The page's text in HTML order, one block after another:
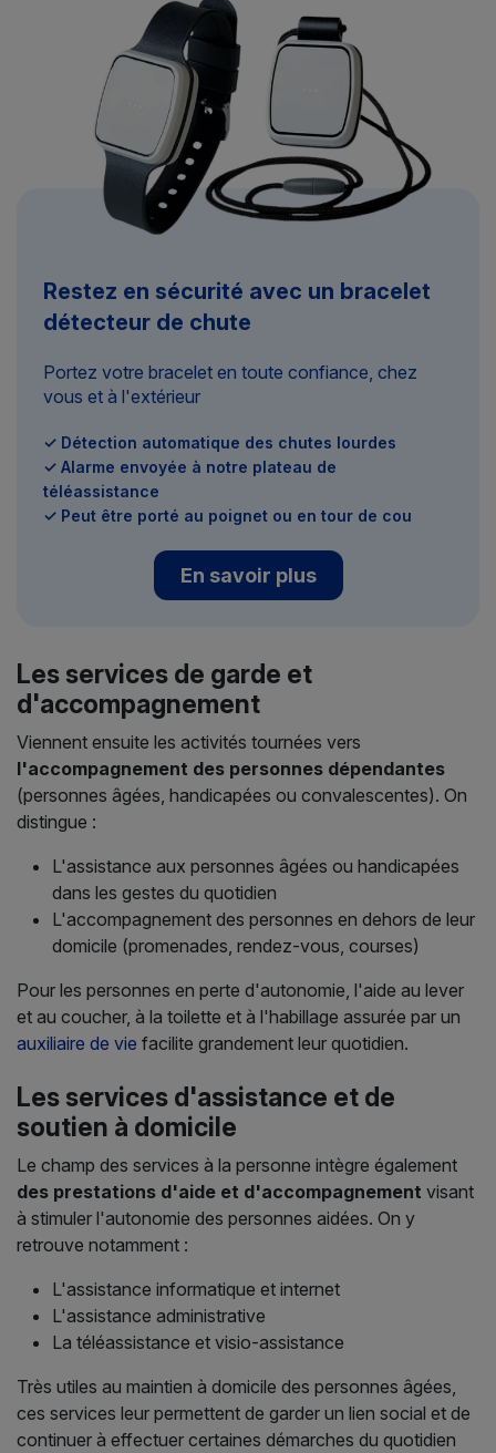
Restez en sécurité avec un bracelet
détecteur de chute
Portez votre bracelet en toute confiance, chez
vous et à l'extérieur
✓ Détection automatique des chutes lourdes
✓ Alarme envoyée à notre plateau de
téléassistance
✓ Peut être porté au poignet ou en tour de cou
En savoir plus
Les services de garde et
d'accompagnement
Viennent ensuite les activités tournées vers
l'accompagnement des personnes dépendantes
(personnes âgées, handicapées ou convalescentes). On
distingue :
L'assistance aux personnes âgées ou handicapées
dans les gestes du quotidien
L'accompagnement des personnes en dehors de leur
domicile (promenades, rendez-vous, courses)
Pour les personnes en perte d'autonomie, l'aide au lever
et au coucher, à la toilette et à l'habillage assurée par un
auxiliaire de vie facilite grandement leur quotidien.
Les services d'assistance et de
soutien à domicile
Le champ des services à la personne intègre également
des prestations d'aide et d'accompagnement visant
à stimuler l'autonomie des personnes aidées. On y
retrouve notamment :
L'assistance informatique et internet
L'assistance administrative
La téléassistance et visio-assistance
Très utiles au maintien à domicile des personnes âgées,
ces services leur permettent de garder un lien social et de
continuer à effectuer certaines démarches du quotidien